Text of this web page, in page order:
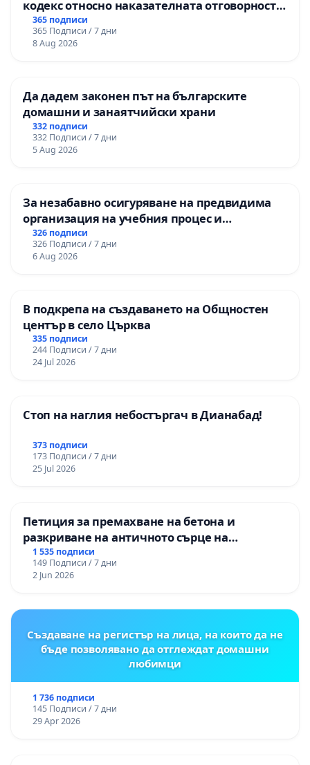
кодекс относно наказателната отговорност
на непълнолетните при особено тежки
умишлени престъпления
365 подписи
365 Подписи / 7 дни
8 Aug 2026
Да дадем законен път на българските
домашни и занаятчийски храни
332 подписи
332 Подписи / 7 дни
5 Aug 2026
За незабавно осигуряване на предвидима
организация на учебния процес и
гарантиране на правото на равнопоставено
и качествено образование на учениците от
ОУ „Княз Александър I“ и Хуманитарна
326 подписи
326 Подписи / 7 дни
6 Aug 2026
В подкрепа на създаването на Общностен
център в село Църква
335 подписи
244 Подписи / 7 дни
24 Jul 2026
Стоп на наглия небостъргач в Дианабад!
373 подписи
173 Подписи / 7 дни
25 Jul 2026
Петиция за премахване на бетона и
разкриване на античното сърце на
Могиланската могила във Враца
1 535 подписи
149 Подписи / 7 дни
2 Jun 2026
Създаване на регистър на лица, на които да не
бъде позволявано да отглеждат домашни
любимци
1 736 подписи
145 Подписи / 7 дни
29 Apr 2026